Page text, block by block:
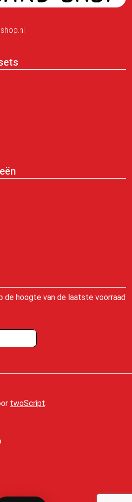
de hoogte van de laatste voorraad
twoScript.